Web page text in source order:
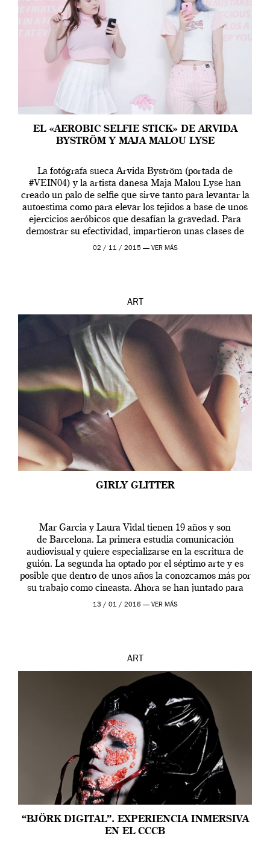
EL «AEROBIC SELFIE STICK» DE ARVIDA
BYSTRÖM Y MAJA MALOU LYSE
La fotógrafa sueca Arvida Byström (portada de
#VEIN04) y la artista danesa Maja Malou Lyse han
creado un palo de selfie que sirve tanto para levantar la
autoestima como para elevar los tejidos a base de unos
ejercicios aeróbicos que desafían la gravedad. Para
demostrar su efectividad, impartieron unas clases de
prueba en el Tate […]
02 / 11 / 2015 — VER MÁS
ART
GIRLY GLITTER
Mar Garcia y Laura Vidal tienen 19 años y son
de Barcelona. La primera estudia comunicación
audiovisual y quiere especializarse en la escritura de
guión. La segunda ha optado por el séptimo arte y es
posible que dentro de unos años la conozcamos más por
su trabajo como cineasta. Ahora se han juntado para
contarnos una […]
13 / 01 / 2016 — VER MÁS
ART
“BJÖRK DIGITAL”. EXPERIENCIA INMERSIVA
EN EL CCCB